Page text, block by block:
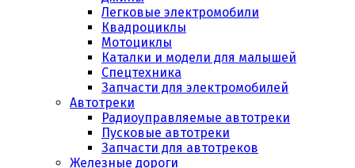
Легковые электромобили
Квадроциклы
Мотоциклы
Каталки и модели для малышей
Спецтехника
Запчасти для электромобилей
Автотреки
Радиоуправляемые автотреки
Пусковые автотреки
Запчасти для автотреков
Железные дороги